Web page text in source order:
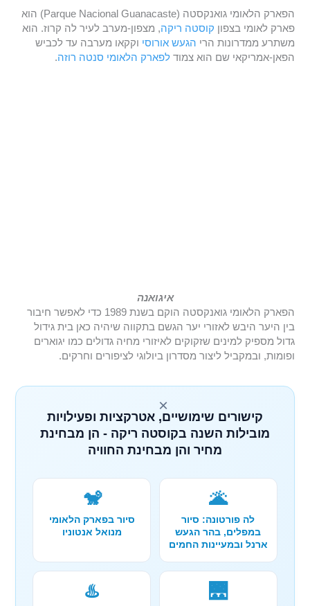
הפארק הלאומי גואנקסטה (Parque Nacional Guanacaste) הוא
פארק לאומי בצפון קוסטה ריקה, מצפון-מערב לעיר לה קרוז. הוא
משתרע ממדרונות הרי הגעש אורוסי וקקאו מערבה עד לכביש
הפאן-אמריקאי שם הוא צמודלפארק הלאומי סנטה רוזה.
איגואנה
הפארק הלאומי גואנקסטה הוקם בשנת 1989 כדי לאפשר חיבור
בין היער היבש לאזורי יער הגשם בתקווה שיהיה כאן בית גידול
גדול מספיק למינים שזקוקים לאיזורי מחיה גדולים כמו יגוארים
ופומות, ובמקביל ליצור מסדרון ביולוגי לציפורים וחרקים.
×
קישורים שימושיים, אטרקציות ופעילויות
מובילות השנה בקוסטה ריקה - הן מבחינת
מחיר והן מבחינת החוויה
🌋
לה פורטונה: סיור
במפלים, בהר הגעש
ארנל ובמעיינות החמים
🐒
סיור בפארק הלאומי
מנואל אנטוניו
🌉
♨️